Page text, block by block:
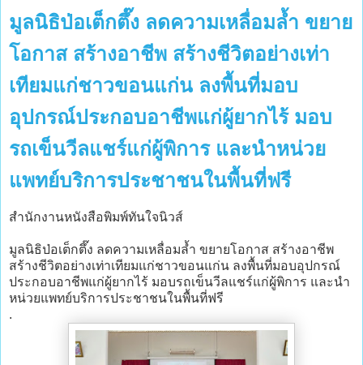
มูลนิธิป่อเต็กตึ๊ง ลดความเหลื่อมล้ำ ขยาย
โอกาส สร้างอาชีพ สร้างชีวิตอย่างเท่า
เทียมแก่ชาวขอนแก่น ลงพื้นที่มอบ
อุปกรณ์ประกอบอาชีพแก่ผู้ยากไร้ มอบ
รถเข็นวีลแชร์แก่ผู้พิการ และนำหน่วย
แพทย์บริการประชาชนในพื้นที่ฟรี
สำนักงานหนังสือพิมพ์ทันใจนิวส์
มูลนิธิป่อเต็กตึ๊ง ลดความเหลื่อมล้ำ ขยายโอกาส สร้างอาชีพ
สร้างชีวิตอย่างเท่าเทียมแก่ชาวขอนแก่น ลงพื้นที่มอบอุปกรณ์
ประกอบอาชีพแก่ผู้ยากไร้ มอบรถเข็นวีลแชร์แก่ผู้พิการ และนำ
หน่วยแพทย์บริการประชาชนในพื้นที่ฟรี
.